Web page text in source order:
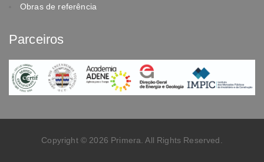
Obras de referência
Parceiros
Copyright © 2026 Primera. All Rights Reserved.